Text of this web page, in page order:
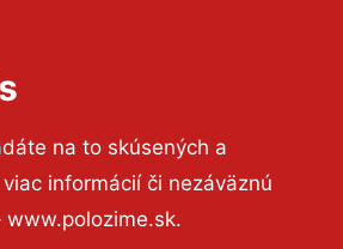
na to skúsených a
informácií či nezáväznú